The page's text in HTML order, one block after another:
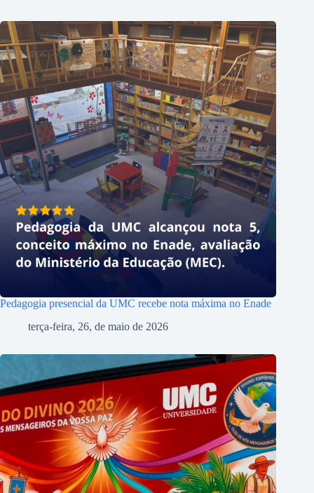
Pedagogia presencial da UMC recebe nota máxima no Enade
terça-feira, 26, de maio de 2026